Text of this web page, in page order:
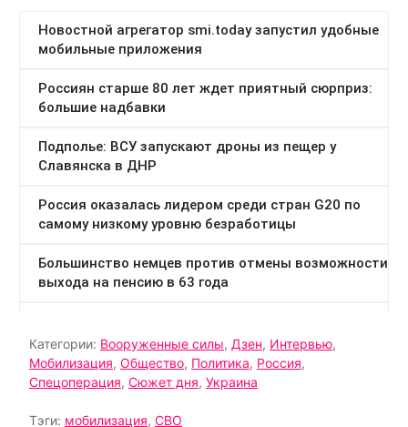
Категории: Вооруженные силы, Дзен, Интервью,
Мобилизация, Общество, Политика, Россия,
Спецоперация, Сюжет дня, Украина
Тэги: мобилизация, СВО